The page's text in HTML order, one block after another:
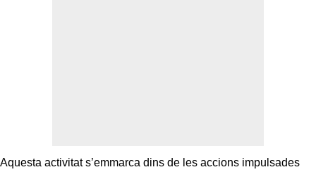
Aquesta activitat s’emmarca dins de les accions impulsades